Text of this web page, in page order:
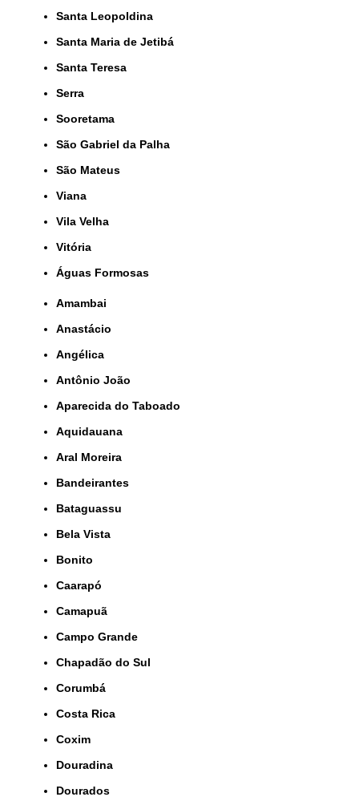
Santa Leopoldina
Santa Maria de Jetibá
Santa Teresa
Serra
Sooretama
São Gabriel da Palha
São Mateus
Viana
Vila Velha
Vitória
Águas Formosas
Amambai
Anastácio
Angélica
Antônio João
Aparecida do Taboado
Aquidauana
Aral Moreira
Bandeirantes
Bataguassu
Bela Vista
Bonito
Caarapó
Camapuã
Campo Grande
Chapadão do Sul
Corumbá
Costa Rica
Coxim
Douradina
Dourados